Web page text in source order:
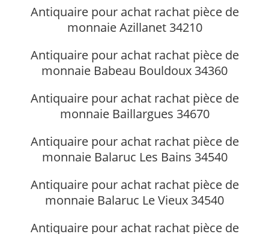
Antiquaire pour achat rachat pièce de
monnaie Azillanet 34210
Antiquaire pour achat rachat pièce de
monnaie Babeau Bouldoux 34360
Antiquaire pour achat rachat pièce de
monnaie Baillargues 34670
Antiquaire pour achat rachat pièce de
monnaie Balaruc Les Bains 34540
Antiquaire pour achat rachat pièce de
monnaie Balaruc Le Vieux 34540
Antiquaire pour achat rachat pièce de